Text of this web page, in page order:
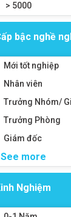
> 5000
bậc nghề
Mới tốt nghiệp
Nhân viên
Trưởng Nhóm/
Trưởng Phòng
Giám đốc
more
Nghiệm